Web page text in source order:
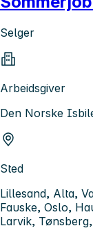
Selger
Arbeidsgiver
Den Norske
Sted
Lillesand, Alta,
Fauske, Oslo,
Larvik,